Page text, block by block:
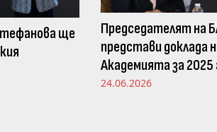
ще
Председателят на
представи доклада
Академията за 2025
Просветната
24.06.2026